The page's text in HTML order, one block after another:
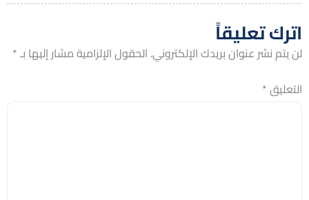
اترك تعليقاً
لن يتم نشر عنوان بريدك الإلكتروني. الحقول الإلزامية مشار إليها بـ*
التعليق*